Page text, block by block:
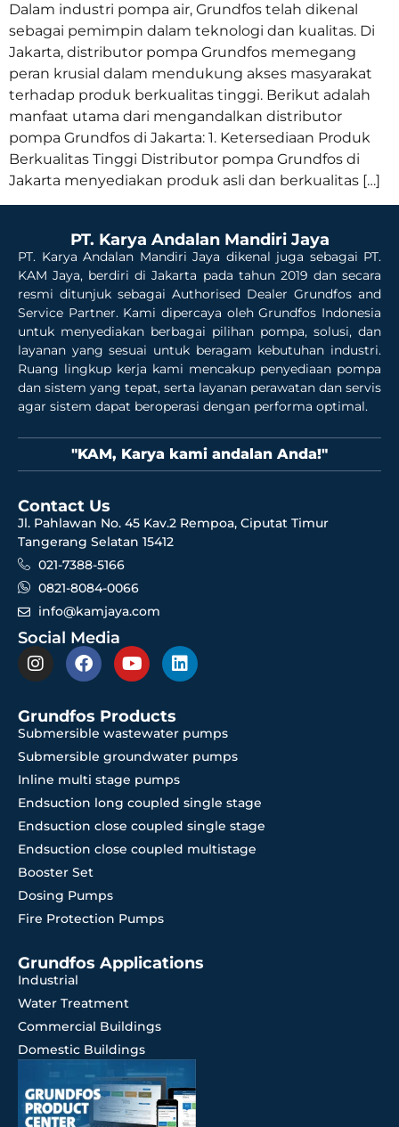
Dalam industri pompa air, Grundfos telah dikenal
sebagai pemimpin dalam teknologi dan kualitas. Di
Jakarta, distributor pompa Grundfos memegang
peran krusial dalam mendukung akses masyarakat
terhadap produk berkualitas tinggi. Berikut adalah
manfaat utama dari mengandalkan distributor
pompa Grundfos di Jakarta: 1. Ketersediaan Produk
Berkualitas Tinggi Distributor pompa Grundfos di
Jakarta menyediakan produk asli dan berkualitas […]
PT. Karya Andalan Mandiri Jaya
PT. Karya Andalan Mandiri Jaya dikenal juga sebagai PT.
KAM Jaya, berdiri di Jakarta pada tahun 2019 dan secara
resmi ditunjuk sebagai Authorised Dealer Grundfos and
Service Partner. Kami dipercaya oleh Grundfos Indonesia
untuk menyediakan berbagai pilihan pompa, solusi, dan
layanan yang sesuai untuk beragam kebutuhan industri.
Ruang lingkup kerja kami mencakup penyediaan pompa
dan sistem yang tepat, serta layanan perawatan dan servis
agar sistem dapat beroperasi dengan performa optimal.
"KAM, Karya kami andalan Anda!"
Contact Us
Jl. Pahlawan No. 45 Kav.2 Rempoa, Ciputat Timur
Tangerang Selatan 15412
021-7388-5166
0821-8084-0066
info@kamjaya.com
Social Media
Grundfos Products
Submersible wastewater pumps
Submersible groundwater pumps
Inline multi stage pumps
Endsuction long coupled single stage
Endsuction close coupled single stage
Endsuction close coupled multistage
Booster Set
Dosing Pumps
Fire Protection Pumps
Grundfos Applications
Industrial
Water Treatment
Commercial Buildings
Domestic Buildings